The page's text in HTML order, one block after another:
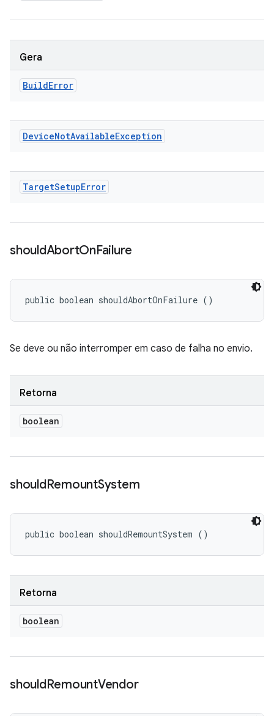
Gera
BuildError
DeviceNotAvailableException
TargetSetupError
shouldAbortOnFailure
public boolean shouldAbortOnFailure ()
Se deve ou não interromper em caso de falha no envio.
Retorna
boolean
shouldRemountSystem
public boolean shouldRemountSystem ()
Retorna
boolean
shouldRemountVendor